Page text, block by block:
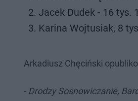
Jacek Dudek - 16 tys.
Karina Wojtusiak, 8
Arkadiusz Chęciński
- Drodzy Sosnowiczanie,